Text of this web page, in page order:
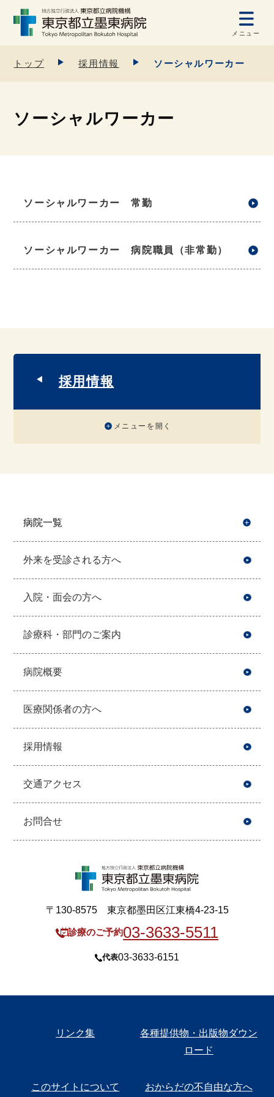
メニュー
トップ 採用情報 ソーシャルワーカー
ソーシャルワーカー
ソーシャルワーカー 常勤
ソーシャルワーカー 病院職員（非常勤）
採用情報
メニューを開く
病院一覧
外来を受診される方へ
入院・面会の方へ
診療科・部門のご案内
病院概要
医療関係者の方へ
採用情報
交通アクセス
お問合せ
〒130-8575 東京都墨田区江東橋4-23-15
診療のご予約03-3633-5511
代表03-3633-6151
リンク集
各種提供物・出版物ダウン
ロード
このサイトについて おからだの不自由な方へ